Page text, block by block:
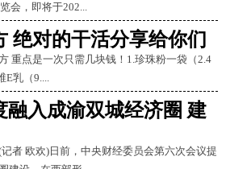
会，即将于202...
绝对的干活分享给你们
重点是一次只需几块钱！1.珍珠粉一袋（2.4
E乳（9....
融入成渝双城经济圈 建
欧欢)日前，中央财经委员会第六次会议提